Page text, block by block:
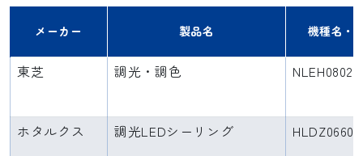
メーカー 製品名 機種名・
東芝 調光・調色
ホタルクス 調光LEDシーリング